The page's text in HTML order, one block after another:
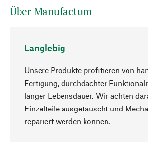
Über Manufactum
Langlebig
Unsere Produkte profitieren von
Fertigung, durchdachter
langer Lebensdauer. Wir achten
Einzelteile ausgetauscht und
repariert werden können.